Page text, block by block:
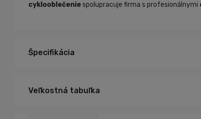
cyklooblečeniespolupracuje firma s profesionálnymi
Špecifikácia
Veľkostná tabuľka